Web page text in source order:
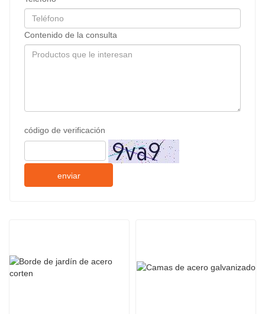
Contenido de la consulta
código de verificación
enviar